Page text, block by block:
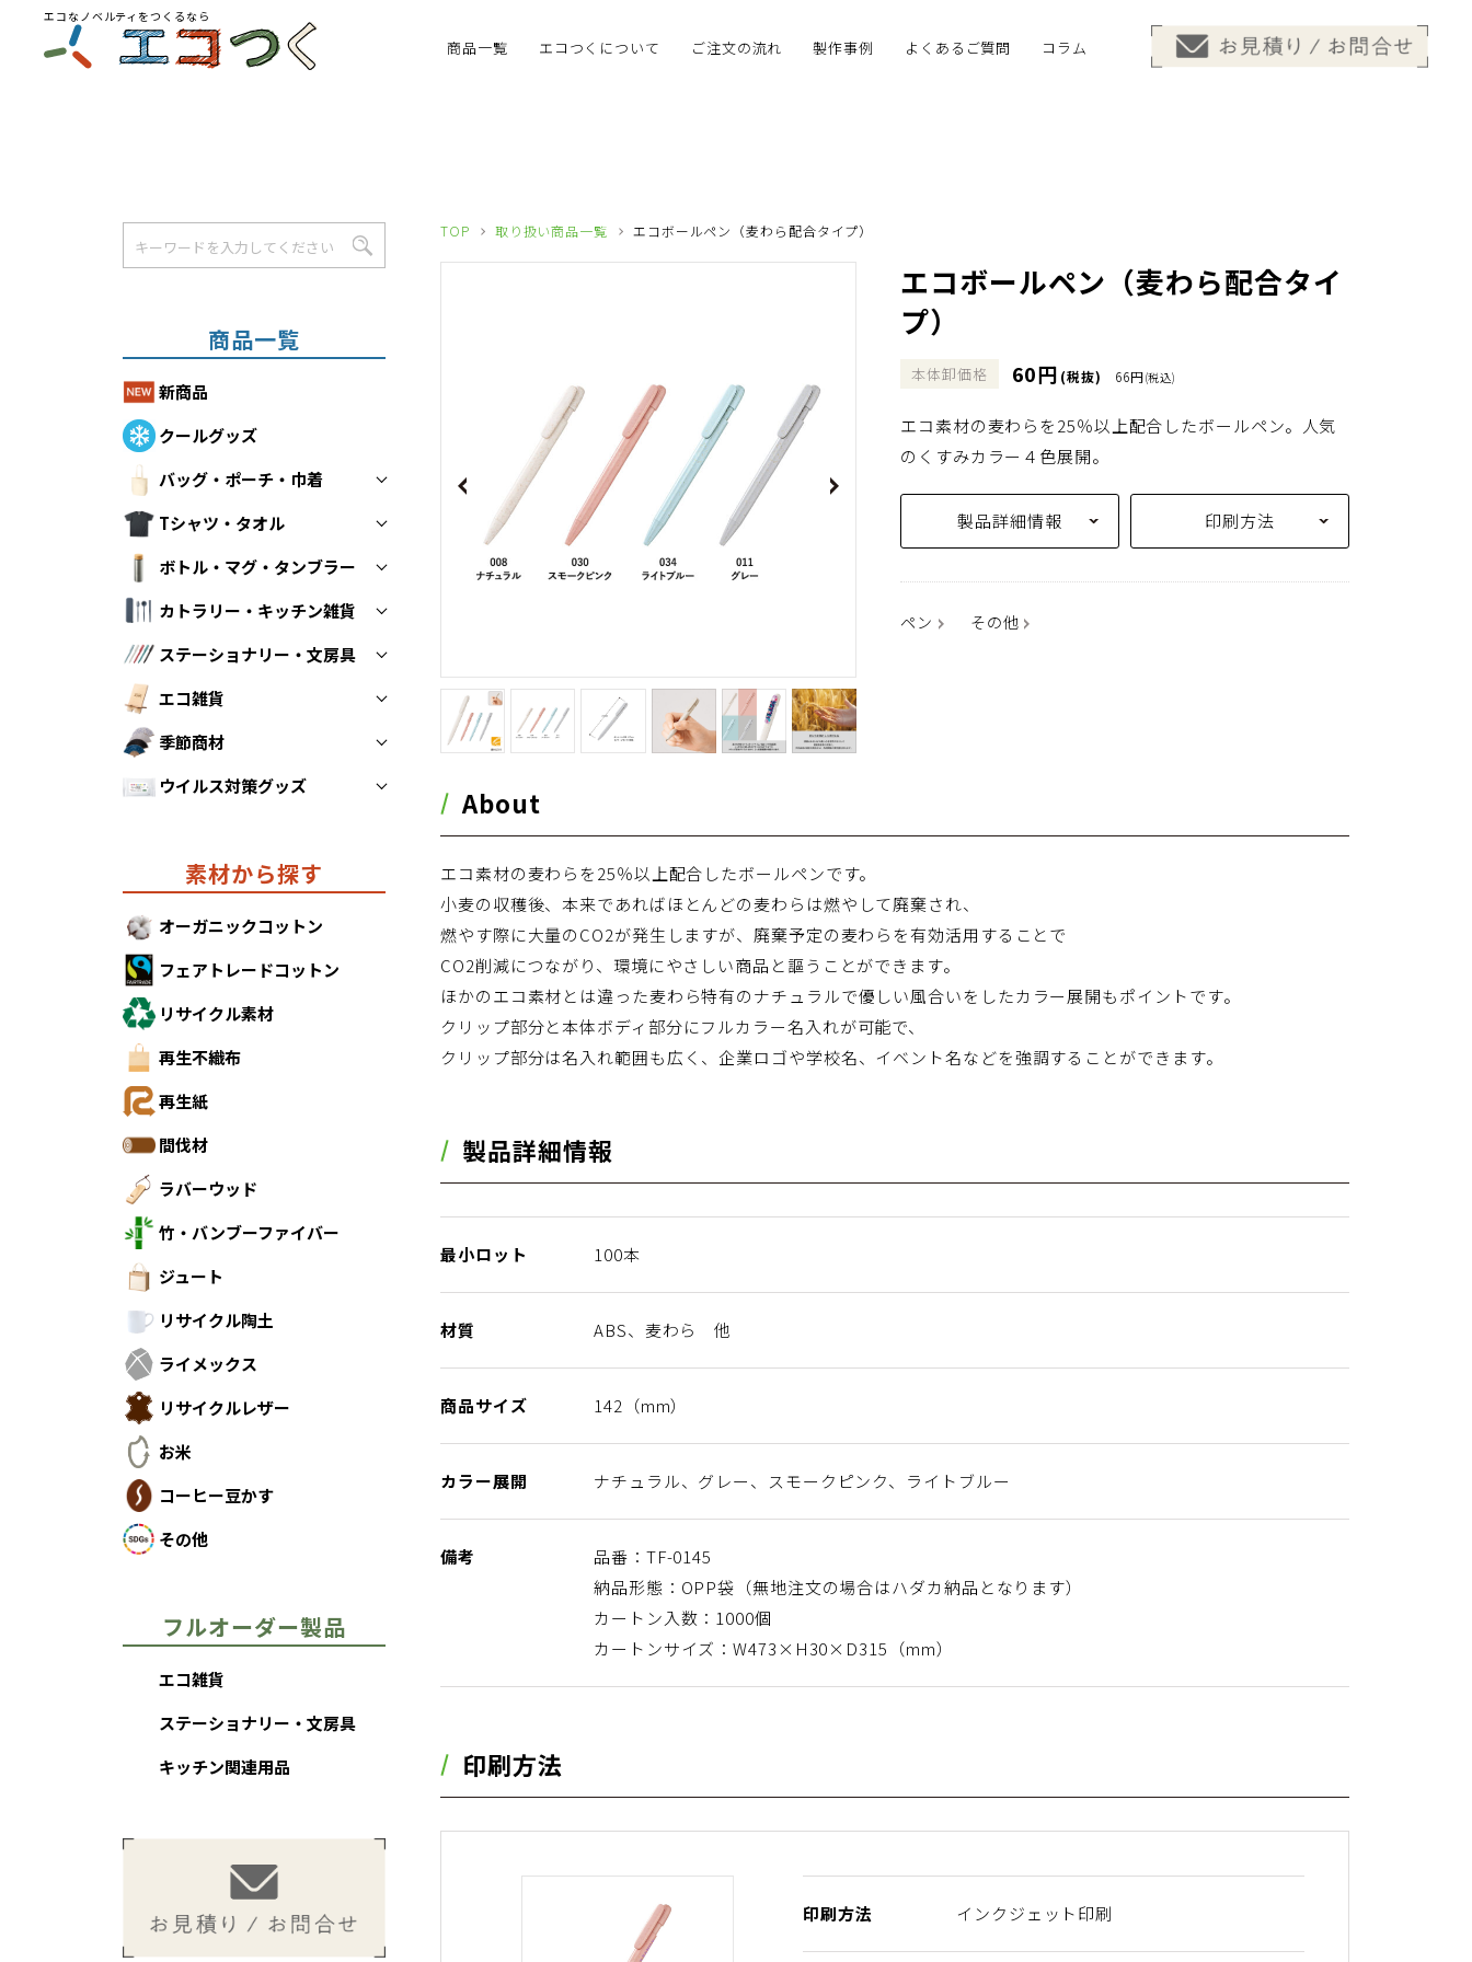
エコなノベルティをつくるなら
商品一覧 エコつくについて ご注文の流れ 製作事例 よくあるご質問 コラム
TOP 取り扱い商品一覧 エコボールペン（麦わら配合タイプ）
Previous
エコボールペン（麦わら配合タイ
プ）
本体卸価格 60円 (税抜) 66円(税込)
エコ素材の麦わらを25％以上配合したボールペン。人気
のくすみカラー４色展開。
製品詳細情報 印刷方法
ペン その他
About
エコ素材の麦わらを25％以上配合したボールペンです。
小麦の収穫後、本来であればほとんどの麦わらは燃やして廃棄され、
燃やす際に大量のCO2が発生しますが、廃棄予定の麦わらを有効活用することで
CO2削減につながり、環境にやさしい商品と謳うことができます。
ほかのエコ素材とは違った麦わら特有のナチュラルで優しい風合いをしたカラー展開もポイントです。
クリップ部分と本体ボディ部分にフルカラー名入れが可能で、
クリップ部分は名入れ範囲も広く、企業ロゴや学校名、イベント名などを強調することができます。
製品詳細情報
最小ロット 100本
材質 ABS、麦わら 他
商品サイズ 142（mm）
カラー展開 ナチュラル、グレー、スモークピンク、ライトブルー
備考
品番：TF-0145
納品形態：OPP袋（無地注文の場合はハダカ納品となります）
カートン入数：1000個
カートンサイズ：W473×H30×D315（mm）
印刷方法
印刷方法 インクジェット印刷
商品一覧
新商品
クールグッズ
バッグ・ポーチ・巾着
トートバッグ
折りたたみエコバッグ
不織布バッグ
保冷・保温バッグ
ポーチ・巾着
Tシャツ・タオル
Tシャツ
タオル
ボトル・マグ・タンブラー
ボトル
マグカップ
タンブラー
カトラリー・キッチン雑貨
スプーン・フォーク・お箸
ストロー
その他キッチン雑貨
ステーショナリー・文房具
ペン
ノート
クリアファイル
エコ雑貨
防災グッズ
モバイルグッズ
その他エコ雑貨
季節商材
あったかグッズ
ウイルス対策グッズ
素材から探す
オーガニックコットン
フェアトレードコットン
リサイクル素材
再生不織布
再生紙
間伐材
ラバーウッド
竹・バンブーファイバー
ジュート
リサイクル陶土
ライメックス
リサイクルレザー
お米
コーヒー豆かす
その他
フルオーダー製品
エコ雑貨
ステーショナリー・文房具
キッチン関連用品